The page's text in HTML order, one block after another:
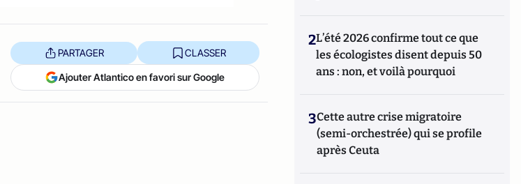
PARTAGER CLASSER
Ajouter Atlantico en favori sur Google
2L’été 2026 confirme tout ce que
les écologistes disent depuis 50
ans : non, et voilà pourquoi
3Cette autre crise migratoire
(semi-orchestrée) qui se profile
après Ceuta